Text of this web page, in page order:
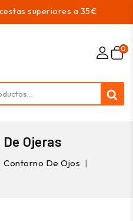
superiores a 35€
0
Ojeras
Contorno De Ojos